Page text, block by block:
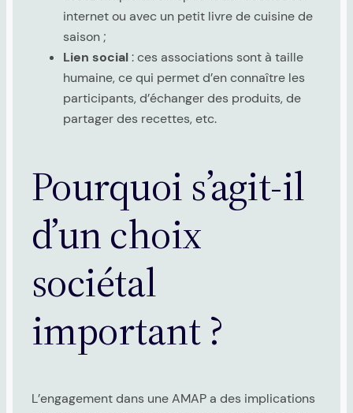
internet ou avec un petit livre de cuisine de
saison ;
Lien social: ces associations sont à taille
humaine, ce qui permet d’en connaître les
participants, d’échanger des produits, de
partager des recettes, etc.
Pourquoi s’agit-il
d’un choix
sociétal
important ?
L’engagement dans une AMAP a des implications